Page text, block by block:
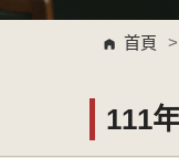
首頁 >
111